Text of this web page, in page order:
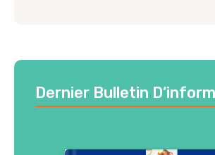
Dernier Bulletin